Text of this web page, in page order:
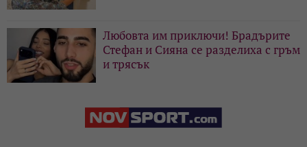
Любовта им приключи! Брадърите
Стефан и Сияна се разделиха с гръм
и трясък